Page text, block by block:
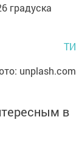
градуска
ТИ
unplash.com
в